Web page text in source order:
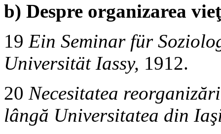
b) Despre organizarea
19 Ein Seminar für
Universität Iassy, 1912.
20 Necesitatea
lângă Universitatea din